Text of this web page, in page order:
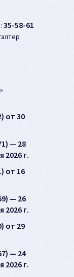
35-58-61
от 30
— 28
2026 г.
от 16
— 26
2026 г.
от 29
— 24
2026 г.